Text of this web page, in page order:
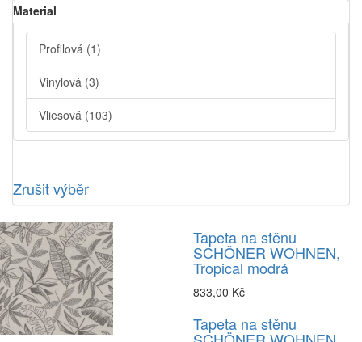
Material
Profilová (1)
Vinylová (3)
Vliesová (103)
Zrušit výběr
Tapeta na stěnu
SCHÖNER WOHNEN,
Tropical modrá
833,00 Kč
Tapeta na stěnu